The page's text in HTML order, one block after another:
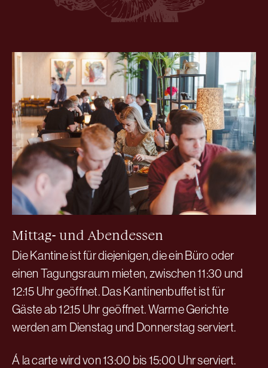
Mittag- und Abendessen
Die Kantine ist für diejenigen, die ein Büro oder
einen Tagungsraum mieten, zwischen 11:30 und
12:15 Uhr geöffnet. Das Kantinenbuffet ist für
Gäste ab 12.15 Uhr geöffnet. Warme Gerichte
werden am Dienstag und Donnerstag serviert.
Á la carte wird von 13:00 bis 15:00 Uhr serviert.